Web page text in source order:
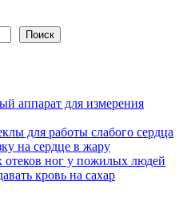
Поиск
аппарат для измерения
для работы слабого сердца
на сердце в жару
ног у пожилых людей
кровь на сахар